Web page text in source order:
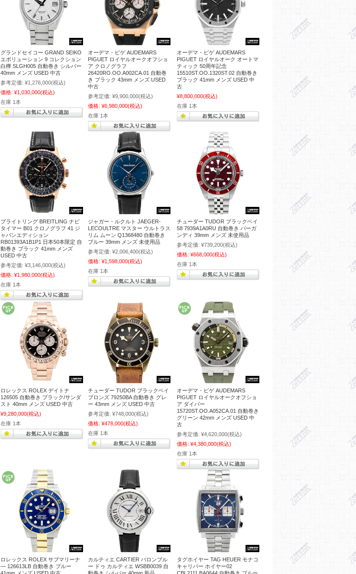
グランドセイコー GRAND SEIKO
エボリューション 9 コレクション
白樺 SLGH005 自動巻き シルバー
40mm メンズ USED 中古
参考定価: ¥1,276,000(税込)
価格: ¥1,030,000(税込)
在庫 1本
オーデマ・ピゲ AUDEMARS
PIGUET ロイヤルオークオフショ
ア クロノグラフ
26420RO.OO.A002CA.01 自動巻
き ブラック 43mm メンズ USED
中古
参考定価: ¥9,900,000(税込)
価格: ¥6,980,000(税込)
在庫 1本
オーデマ・ピゲ AUDEMARS
PIGUET ロイヤルオーク オートマ
ティック 50周年記念
15510ST.OO.1320ST.02 自動巻き
ブラック 41mm メンズ USED 中
古
¥8,800,000(税込)
在庫 1本
ブライトリング BREITLING ナビ
タイマー B01 クロノグラフ 41 ジ
ャパンエディション
RB01393A1B1P1 日本50本限定 自
動巻き ブラック 41mm メンズ
USED 中古
参考定価: ¥3,146,000(税込)
価格: ¥1,980,000(税込)
在庫 1本
ジャガー・ルクルト JAEGER-
LECOULTRE マスター ウルトラス
リム ムーン Q1368480 自動巻き
ブルー 39mm メンズ 未使用品
参考定価: ¥2,006,400(税込)
価格: ¥1,598,000(税込)
在庫 1本
チューダー TUDOR ブラックベイ
58 7939A1A0RU 自動巻き バーガ
ンディ 39mm メンズ 未使用品
参考定価: ¥739,200(税込)
価格: ¥668,000(税込)
在庫 1本
ロレックス ROLEX デイトナ
126505 自動巻き ブラック/サンダ
スト 40mm メンズ USED 中古
¥9,280,000(税込)
在庫 1本
チューダー TUDOR ブラックベイ
ブロンズ 79250BA 自動巻き グレ
ー 43mm メンズ USED 中古
参考定価: ¥748,000(税込)
価格: ¥478,000(税込)
在庫 1本
オーデマ・ピゲ AUDEMARS
PIGUET ロイヤルオークオフショ
ア ダイバー
15720ST.OO.A052CA.01 自動巻き
グリーン 42mm メンズ USED 中
古
参考定価: ¥4,620,000(税込)
価格: ¥4,380,000(税込)
在庫 1本
ロレックス ROLEX サブマリーナ
― 126613LB 自動巻き ブルー
カルティエ CARTIER バロンブル
ー ドゥ カルティエ WSBB0039 自
タグホイヤー TAG HEUER モナコ
キャリバー ホイヤー02